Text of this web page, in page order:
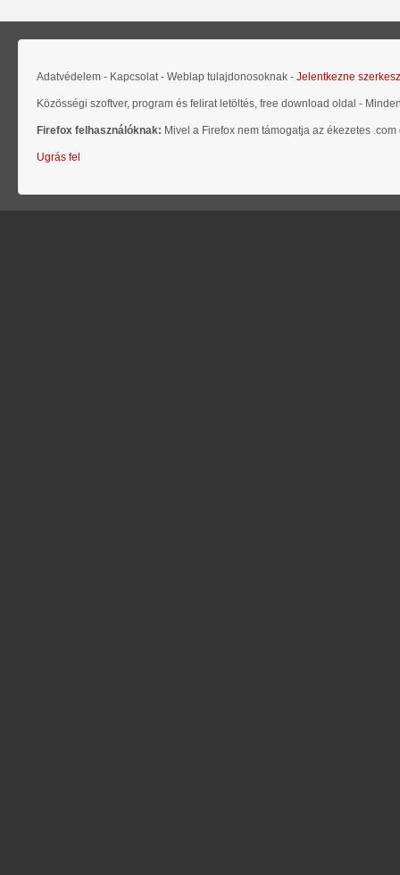
Adatvédelem - Kapcsolat - Weblap tulajdonosoknak - Jelentkezne
Közösségi szoftver, program és felirat letöltés, free download oldal -
Firefox felhasználóknak: Mivel a Firefox nem támogatja az ékezetes
Ugrás fel